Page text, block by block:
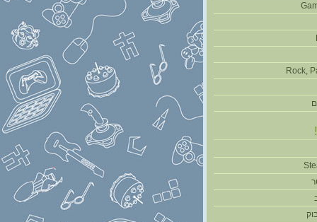
Rock,